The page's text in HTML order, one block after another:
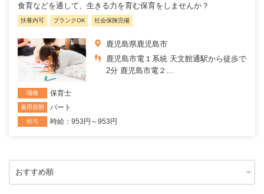
食育などを通して、生きる力を育む保育をしませんか？
扶養内可 ブランクOK 社会保険完備
鹿児島県鹿児島市
鹿児島市電１系統 天文館通駅から徒歩で
2分 鹿児島市電２...
職種 保育士
雇用形態 パート
給与 時給：953円～953円